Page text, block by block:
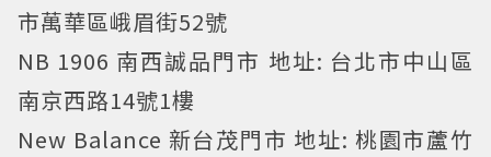
市萬華區峨眉街52號
NB 1906 南西誠品門市 地址: 台北市中山區
南京西路14號1樓
New Balance 新台茂門市 地址: 桃園市蘆竹